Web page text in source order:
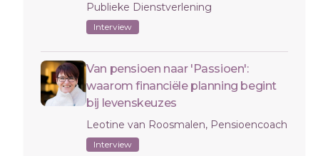
Publieke Dienstverlening
Interview
Van pensioen naar 'Passioen':
waarom financiële planning begint
bij levenskeuzes
Leotine van Roosmalen, Pensioencoach
Interview